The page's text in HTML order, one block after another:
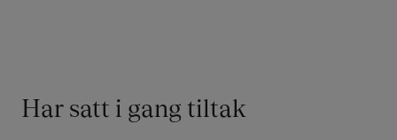
Har satt i gang tiltak